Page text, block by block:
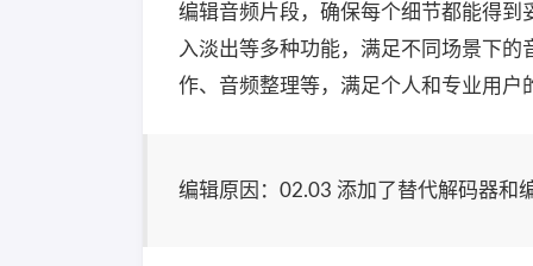
编辑音频片段，确保每个细节都能得
入淡出等多种功能，满足不同场景下
作、音频整理等，满足个人和专业用户
编辑原因：02.03 添加了替代解码器和